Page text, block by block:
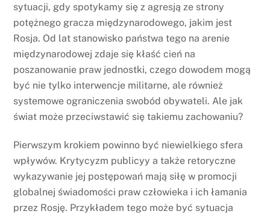
sytuacji, gdy spotykamy się z agresją ze strony
potężnego gracza międzynarodowego, jakim jest
Rosja. Od lat stanowisko państwa tego na arenie
międzynarodowej zdaje się kłaść cień na
poszanowanie praw jednostki, czego dowodem mogą
być nie tylko interwencje militarne, ale również
systemowe ograniczenia swobód obywateli. Ale jak
świat może przeciwstawić się takiemu zachowaniu?
Pierwszym krokiem powinno być niewielkiego sfera
wpływów. Krytycyzm publicyy a także retoryczne
wykazywanie jej postępowań mają siłę w promocji
globalnej świadomości praw człowieka i ich łamania
przez Rosję. Przykładem tego może być sytuacja